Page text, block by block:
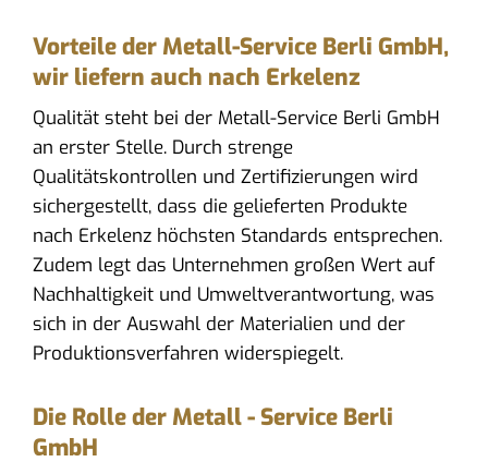
Vorteile der Metall-Service Berli GmbH,
wir liefern auch nach Erkelenz
Qualität steht bei der Metall-Service Berli GmbH
an erster Stelle. Durch strenge
Qualitätskontrollen und Zertifizierungen wird
sichergestellt, dass die gelieferten Produkte
nach Erkelenz höchsten Standards entsprechen.
Zudem legt das Unternehmen großen Wert auf
Nachhaltigkeit und Umweltverantwortung, was
sich in der Auswahl der Materialien und der
Produktionsverfahren widerspiegelt.
Die Rolle der Metall - Service Berli
GmbH